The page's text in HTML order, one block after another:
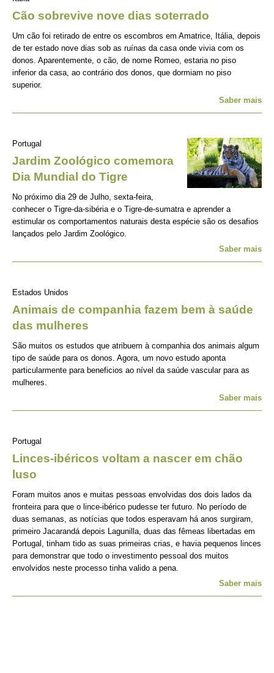
Cão sobrevive nove dias soterrado
Um cão foi retirado de entre os escombros em Amatrice, Itália, depois
de ter estado nove dias sob as ruínas da casa onde vivia com os
donos. Aparentemente, o cão, de nome Romeo, estaria no piso
inferior da casa, ao contrário dos donos, que dormiam no piso
superior.
Saber mais
Portugal
Jardim Zoológico comemora
Dia Mundial do Tigre
No próximo dia 29 de Julho, sexta-feira,
conhecer o Tigre-da-sibéria e o Tigre-de-sumatra e aprender a
estimular os comportamentos naturais desta espécie são os desafios
lançados pelo Jardim Zoológico.
Saber mais
Estados Unidos
Animais de companhia fazem bem à saúde
das mulheres
São muitos os estudos que atribuem à companhia dos animais algum
tipo de saúde para os donos. Agora, um novo estudo aponta
particularmente para beneficios ao nível da saúde vascular para as
mulheres.
Saber mais
Portugal
Linces-ibéricos voltam a nascer em chão
luso
Foram muitos anos e muitas pessoas envolvidas dos dois lados da
fronteira para que o lince-ibérico pudesse ter futuro. No período de
duas semanas, as notícias que todos esperavam há anos surgiram,
primeiro Jacarandá depois Lagunilla, duas das fêmeas libertadas em
Portugal, tinham tido as suas primeiras crias, e havia pequenos linces
para demonstrar que todo o investimento pessoal dos muitos
envolvidos neste processo tinha valido a pena.
Saber mais